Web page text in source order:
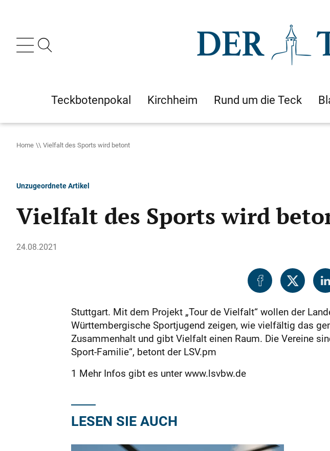
Teckbotenpokal Kirchheim Rund um die Teck
Home Vielfalt des Sports wird betont
Unzugeordnete Artikel
Vielfalt des Sports wird
24.08.2021
Stuttgart. Mit dem Projekt „Tour de Vielfalt“ wollen der
Württembergische Sportjugend zeigen, wie vielfältig das
Zusammenhalt und gibt Vielfalt einen Raum. Die Vereine
Sport-Familie“, betont der LSV.pm
1 Mehr Infos gibt es unter www.lsvbw.de
LESEN SIE AUCH